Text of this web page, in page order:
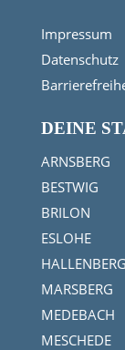
Impressum
Datenschutz
DEINE
ARNSBERG
BESTWIG
BRILON
ESLOHE
HALLENBERG
MARSBERG
MEDEBACH
MESCHEDE